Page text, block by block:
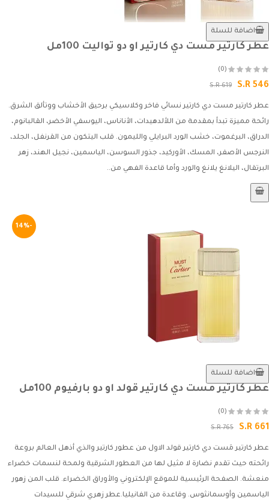
اضافة للسلة
عطر كارتير مست دي كارتير او دو تواليت 100مل
(0)
S.R 546
S.R 619
عطر كارتير مست دي كارتير نسائي فاخر وكلاسيكي برحيق الأخشاب ووتألق الشرق.
رائحة مميزة تبدأ بمقدمة من اللألدهيدات، الأناناس، اليوسفي الأخضر، القالبانوم،
الدراق، البرغموت، خشب الورد البرايلي والليمون. قلب اليتكون من القرنفل، الجلد،
النرجس الأصفر، المسك، الأوركيد، جذور السوسن، الياسمين، نجيل الهند، زهر
البرتقال، اليلانغ يلانغ والورد وأما قاعدة الفهي من..
-14%
اضافة للسلة
عطر كارتير مست دي كارتير قولد او دو بارفيوم 100مل
(0)
S.R 661
S.R 765
عطر كارتير مَست دي كارتير قولد الاول من عطور كارتير والذي أذهل العالم بروعة
رائحته حيث تقدم نضارة لا مثيل لها من العطور الشرقية ولمحة لنسمات خضراء
منعشة. الصفحة الرئيسية للموقع الإلكتروني والأوراق الخضراء. قلب المن زهور
الياسمين وأوسمانثوس. وقاعدة من الفانيليا.عطر زهري شرقي للسيدات